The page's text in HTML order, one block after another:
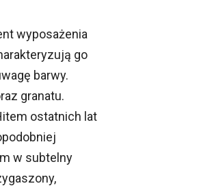
wyposażenia
go
barwy.
granatu.
ostatnich lat
w subtelny